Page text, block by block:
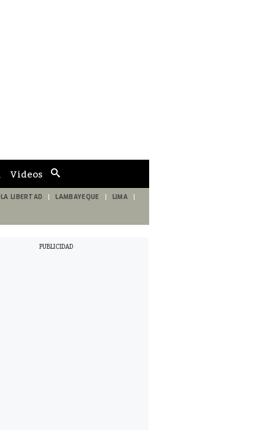
de
búsqueda
Videos
LA LIBERTAD LAMBAYEQUE LIMA